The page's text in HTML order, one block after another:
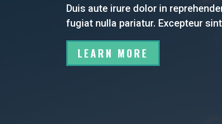
Duis aute irure dolor in
fugiat nulla pariatur. Excepteur
LEARN MORE